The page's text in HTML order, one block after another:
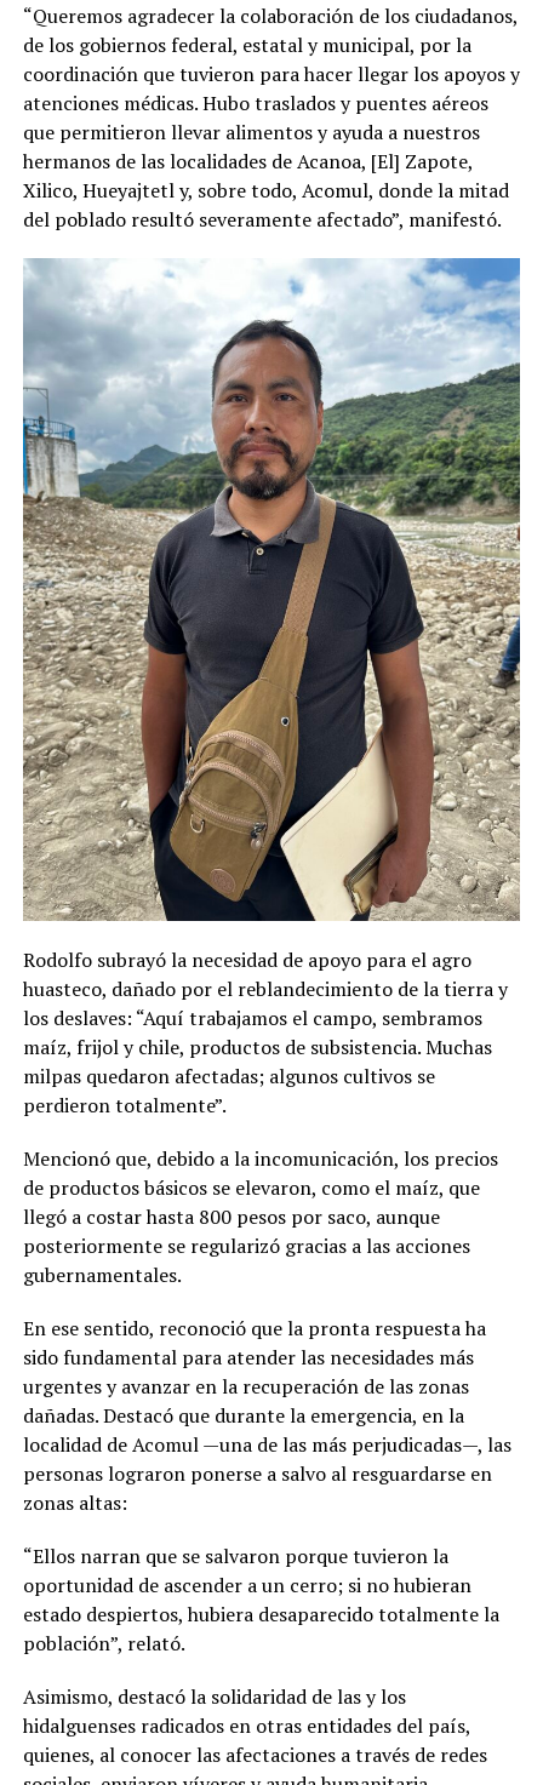
“Queremos agradecer la colaboración de los ciudadanos,
de los gobiernos federal, estatal y municipal, por la
coordinación que tuvieron para hacer llegar los apoyos y
atenciones médicas. Hubo traslados y puentes aéreos
que permitieron llevar alimentos y ayuda a nuestros
hermanos de las localidades de Acanoa, [El] Zapote,
Xilico, Hueyajtetl y, sobre todo, Acomul, donde la mitad
del poblado resultó severamente afectado”, manifestó.
Rodolfo subrayó la necesidad de apoyo para el agro
huasteco, dañado por el reblandecimiento de la tierra y
los deslaves: “Aquí trabajamos el campo, sembramos
maíz, frijol y chile, productos de subsistencia. Muchas
milpas quedaron afectadas; algunos cultivos se
perdieron totalmente”.
Mencionó que, debido a la incomunicación, los precios
de productos básicos se elevaron, como el maíz, que
llegó a costar hasta 800 pesos por saco, aunque
posteriormente se regularizó gracias a las acciones
gubernamentales.
En ese sentido, reconoció que la pronta respuesta ha
sido fundamental para atender las necesidades más
urgentes y avanzar en la recuperación de las zonas
dañadas. Destacó que durante la emergencia, en la
localidad de Acomul —una de las más perjudicadas—, las
personas lograron ponerse a salvo al resguardarse en
zonas altas:
“Ellos narran que se salvaron porque tuvieron la
oportunidad de ascender a un cerro; si no hubieran
estado despiertos, hubiera desaparecido totalmente la
población”, relató.
Asimismo, destacó la solidaridad de las y los
hidalguenses radicados en otras entidades del país,
quienes, al conocer las afectaciones a través de redes